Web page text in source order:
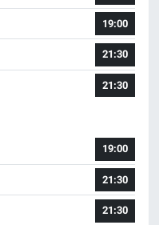
19:00
21:30
21:30
19:00
21:30
21:30